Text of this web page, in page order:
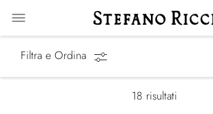
Filtra e Ordina
18 risultati